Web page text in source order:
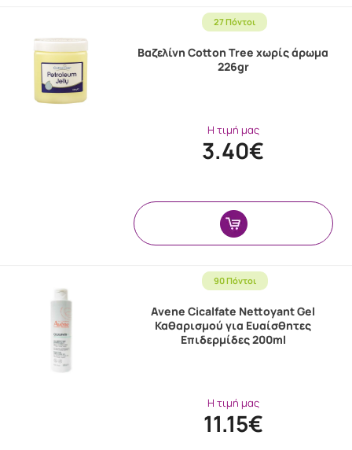
27 Πόντοι
Βαζελίνη Cotton Tree χωρίς άρωμα
226gr
Η τιμή μας
3.40€
90 Πόντοι
Avene Cicalfate Nettoyant Gel
Καθαρισμού για Ευαίσθητες
Επιδερμίδες 200ml
Η τιμή μας
11.15€